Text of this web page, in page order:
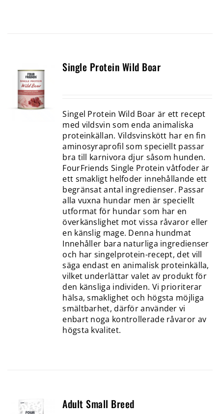
Single Protein Wild Boar
Singel Protein Wild Boar är ett recept
med vildsvin som enda animaliska
proteinkällan. Vildsvinskött har en fin
aminosyraprofil som speciellt passar
bra till karnivora djur såsom hunden.
FourFriends Single Protein våtfoder är
ett smakligt helfoder innehållande ett
begränsat antal ingredienser. Passar
alla vuxna hundar men är speciellt
utformat för hundar som har en
överkänslighet mot vissa råvaror eller
en känslig mage. Denna hundmat
Innehåller bara naturliga ingredienser
och har singelprotein-recept, det vill
säga endast en animalisk proteinkälla,
vilket underlättar valet av produkt för
den känsliga individen. Vi prioriterar
hälsa, smaklighet och högsta möjliga
smältbarhet, därför använder vi
enbart noga kontrollerade råvaror av
högsta kvalitet.
Adult Small Breed